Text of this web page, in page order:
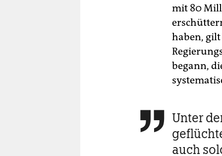
mit 80
haben, gilt
begann,
 Unter
auch